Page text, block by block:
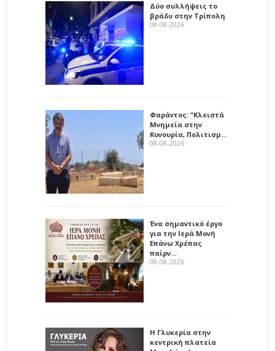
Δύο συλλήψεις το
βράδυ στην Τρίπολη
08-08-2026
Φαράντος: "Κλειστά
Μνημεία στην
Κυνουρία, Πολιτισμ…
08-08-2026
Ένα σημαντικό έργο
για την Ιερά Μονή
Επάνω Χρέπας
παίρν…
08-08-2026
Η Γλυκερία στην
κεντρική πλατεία